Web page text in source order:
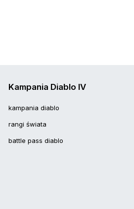
Kampania Diablo IV
kampania diablo
rangi świata
battle pass diablo